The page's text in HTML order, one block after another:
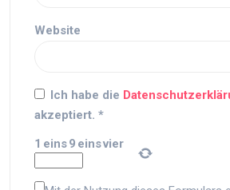
Website
Ich habe die
akzeptiert. *
1 eins9 einsvier